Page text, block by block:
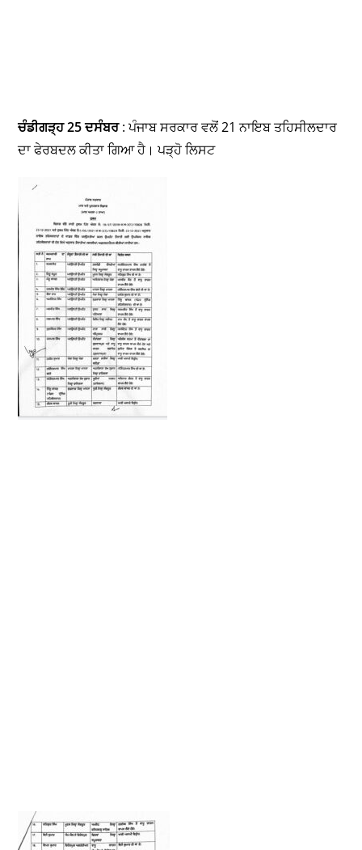
ਚੰਡੀਗੜ੍ਹ 25 ਦਸੰਬਰ: ਪੰਜਾਬ ਸਰਕਾਰ ਵਲੋਂ 21 ਨਾਇਬ ਤਹਿਸੀਲਦਾਰ
ਦਾ ਫੇਰਬਦਲ ਕੀਤਾ ਗਿਆ ਹੈ। ਪੜ੍ਹੋ ਲਿਸਟ